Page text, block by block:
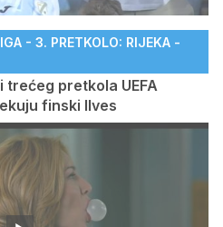
- 3. PRETKOLO: RIJEKA -
trećeg pretkola UEFA
finski Ilves